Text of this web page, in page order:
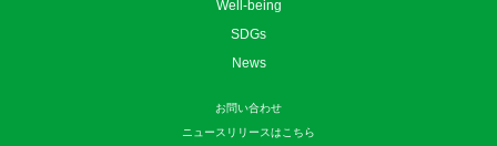
Well-being
SDGs
News
お問い合わせ
ニュースリリースはこちら